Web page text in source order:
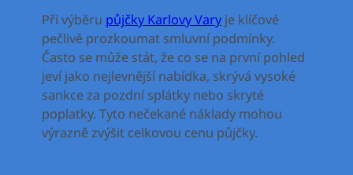
Při výběru půjčky Karlovy Varyje klíčové
pečlivě prozkoumat smluvní podmínky.
Často se může stát, že co se na první pohled
jeví jako nejlevnější nabídka, skrývá vysoké
sankce za pozdní splátky nebo skryté
poplatky. Tyto nečekané náklady mohou
výrazně zvýšit celkovou cenu půjčky.